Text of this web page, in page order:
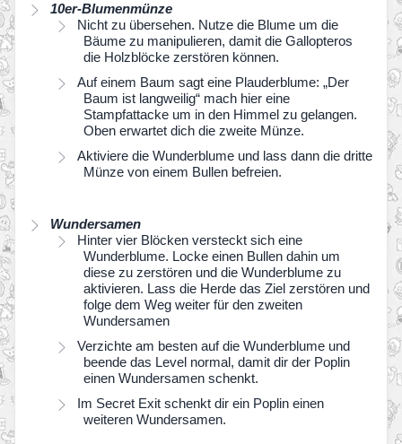
10er-Blumenmünze
Nicht zu übersehen. Nutze die Blume um die
Bäume zu manipulieren, damit die Gallopteros
die Holzblöcke zerstören können.
Auf einem Baum sagt eine Plauderblume: „Der
Baum ist langweilig“ mach hier eine
Stampfattacke um in den Himmel zu gelangen.
Oben erwartet dich die zweite Münze.
Aktiviere die Wunderblume und lass dann die dritte
Münze von einem Bullen befreien.
Wundersamen
Hinter vier Blöcken versteckt sich eine
Wunderblume. Locke einen Bullen dahin um
diese zu zerstören und die Wunderblume zu
aktivieren. Lass die Herde das Ziel zerstören und
folge dem Weg weiter für den zweiten
Wundersamen
Verzichte am besten auf die Wunderblume und
beende das Level normal, damit dir der Poplin
einen Wundersamen schenkt.
Im Secret Exit schenkt dir ein Poplin einen
weiteren Wundersamen.